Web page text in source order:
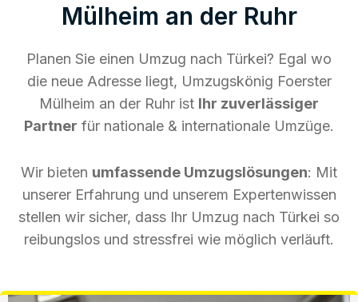
Mülheim an der Ruhr
Planen Sie einen Umzug nach Türkei? Egal wo
die neue Adresse liegt, Umzugskönig Foerster
Mülheim an der Ruhr ist Ihr zuverlässiger
Partner für nationale & internationale Umzüge.
Wir bieten umfassende Umzugslösungen: Mit
unserer Erfahrung und unserem Expertenwissen
stellen wir sicher, dass Ihr Umzug nach Türkei so
reibungslos und stressfrei wie möglich verläuft.